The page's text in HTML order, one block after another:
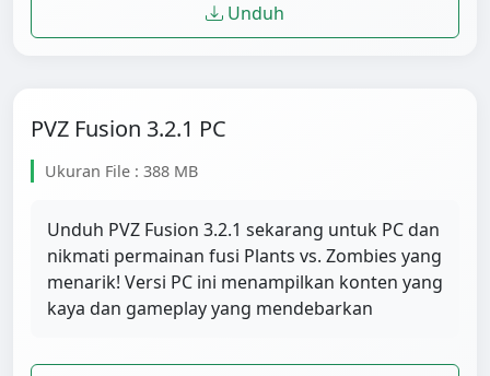
Unduh
PVZ Fusion 3.2.1 PC
Ukuran File : 388 MB
Unduh PVZ Fusion 3.2.1 sekarang untuk PC dan
nikmati permainan fusi Plants vs. Zombies yang
menarik! Versi PC ini menampilkan konten yang
kaya dan gameplay yang mendebarkan